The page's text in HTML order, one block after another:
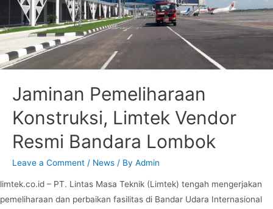
Jaminan Pemeliharaan
Konstruksi, Limtek Vendor
Resmi Bandara Lombok
Leave a Comment / News / By Admin
limtek.co.id – PT. Lintas Masa Teknik (Limtek) tengah mengerjakan
pemeliharaan dan perbaikan fasilitas di Bandar Udara Internasional